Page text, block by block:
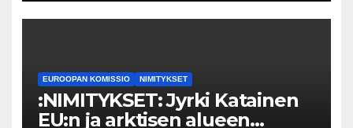
EUROOPAN KOMISSIO NIMITYKSET
:NIMITYKSET: Jyrki Katainen
EU:n ja arktisen alueen